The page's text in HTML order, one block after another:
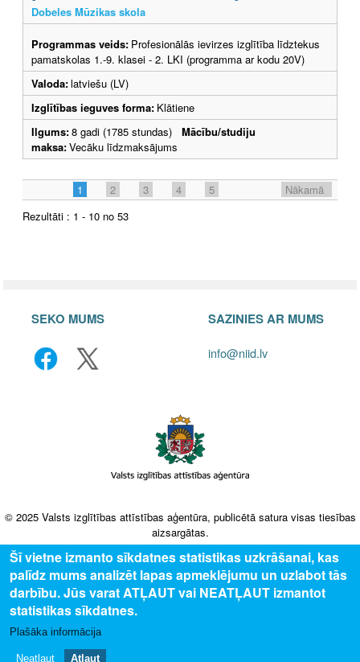
Dobeles Mūzikas skola
Programmas veids: Profesionālās ievirzes izglītība līdztekus
pamatskolas 1.-9. klasei - 2. LKI (programma ar kodu 20V)
Valoda:latviešu (LV)
Izglītības ieguves forma: Klātiene
Ilgums:8 gadi (1785 stundas) Mācību/studiju
maksa:Vecāku līdzmaksājums
1 2 3 4 5
Nākamā
Rezultāti : 1 - 10 no 53
SEKO MUMS SAZINIES AR MUMS
info@niid.lv
© 2025 Valsts izglītības attīstības aģentūra, publicētā satura visas tiesības
aizsargātas.
Šī vietne izmanto sīkdatnes statistikas uzkrāšanai, kas
palīdz mums analizēt lapas apmeklējumu un uzlabot tās
darbību. Jūs varat ATĻAUT vai NEATĻAUT izmantot
statistikas sīkdatnes.
Plašāka informācija
Neatļaut Atļaut